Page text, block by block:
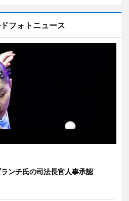
フォトニュース
ンチ氏の司法長官人事承認